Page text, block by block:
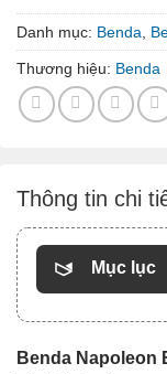
Danh mục: Benda
Thương hiệu: Benda
Thông tin chi
Mục lục
Benda Napoleon